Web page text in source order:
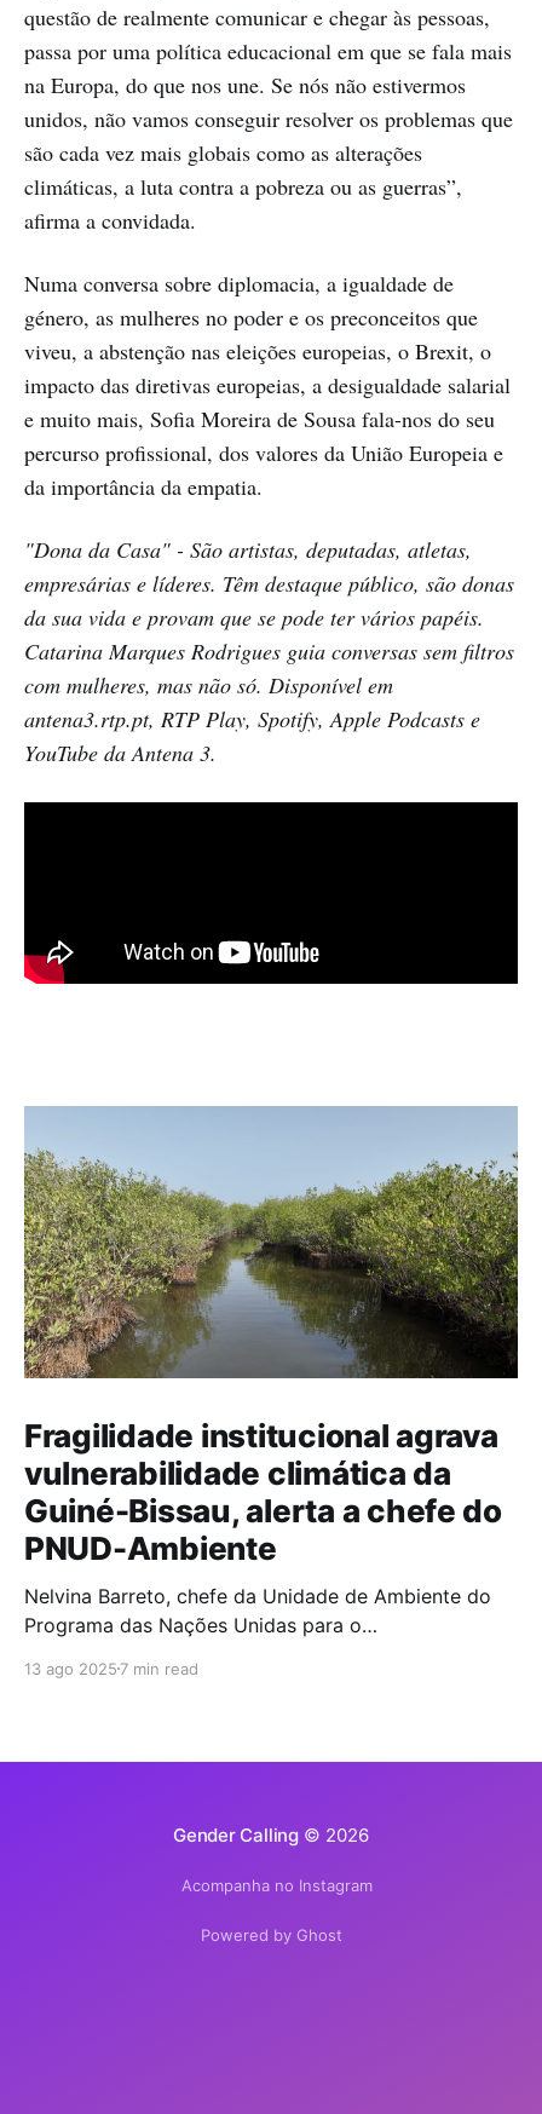
questão de realmente comunicar e chegar às pessoas,
passa por uma política educacional em que se fala mais
na Europa, do que nos une. Se nós não estivermos
unidos, não vamos conseguir resolver os problemas que
são cada vez mais globais como as alterações
climáticas, a luta contra a pobreza ou as guerras”,
afirma a convidada.
Numa conversa sobre diplomacia, a igualdade de
género, as mulheres no poder e os preconceitos que
viveu, a abstenção nas eleições europeias, o Brexit, o
impacto das diretivas europeias, a desigualdade salarial
e muito mais, Sofia Moreira de Sousa fala-nos do seu
percurso profissional, dos valores da União Europeia e
da importância da empatia.
"Dona da Casa" - São artistas, deputadas, atletas,
empresárias e líderes. Têm destaque público, são donas
da sua vida e provam que se pode ter vários papéis.
Catarina Marques Rodrigues guia conversas sem filtros
com mulheres, mas não só. Disponível em
antena3.rtp.pt, RTP Play, Spotify, Apple Podcasts e
YouTube da Antena 3.
Fragilidade institucional agrava
vulnerabilidade climática da
Guiné-Bissau, alerta a chefe do
PNUD-Ambiente
Nelvina Barreto, chefe da Unidade de Ambiente do
Programa das Nações Unidas para o
a incapacidade do Estado em transformar
climática. A Guiné-Bissau é um dos países do mundo
13 ago 2025 7 min read
Gender Calling© 2026
Acompanha no Instagram
Powered by Ghost